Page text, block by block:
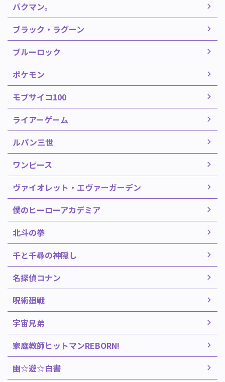
バクマン。
ブラック・ラグーン
ブルーロック
ポケモン
モブサイコ100
ライアーゲーム
ルパン三世
ワンピース
ヴァイオレット・エヴァーガーデン
僕のヒーローアカデミア
北斗の拳
千と千尋の神隠し
名探偵コナン
呪術廻戦
宇宙兄弟
家庭教師ヒットマンREBORN!
幽☆遊☆白書